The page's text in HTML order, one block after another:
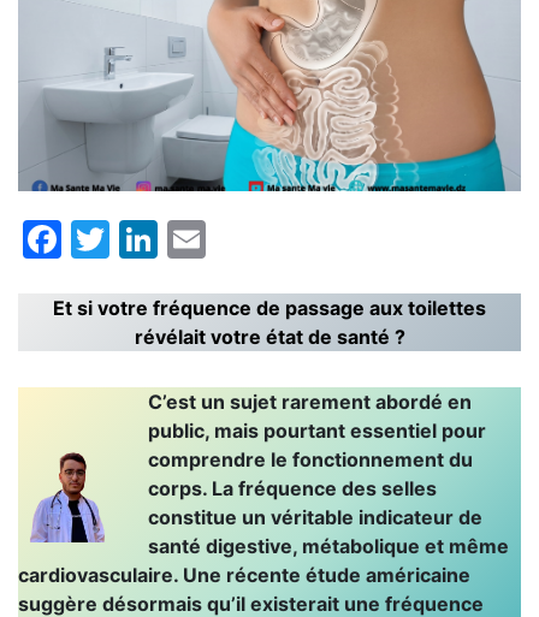
Facebook
TwitterLinkedIn
Et si votre fréquence de passage aux toilettes
révélait votre état de santé ?
C’est un sujet rarement abordé en
public, mais pourtant essentiel pour
comprendre le fonctionnement du
corps. La fréquence des selles
constitue un véritable indicateur de
santé digestive, métabolique et même
cardiovasculaire. Une récente étude américaine
suggère désormais qu’il existerait une fréquence